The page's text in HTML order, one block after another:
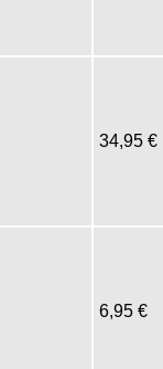
34,95 €
6,95 €